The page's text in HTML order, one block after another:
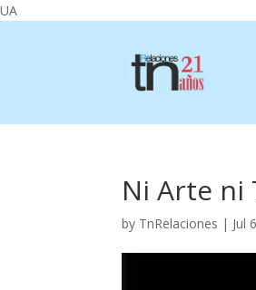
UA
Ni Arte ni
by TnRelaciones | Jul